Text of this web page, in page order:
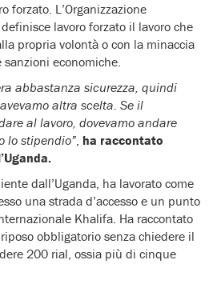
forzato. L’Organizzazione
lavoro forzato il lavoro che
propria volontà o con la minaccia
economiche.
abbastanza sicurezza, quindi
altra scelta. Se il
al lavoro, dovevamo andare
lo stipendio”, ha raccontato
dall’Uganda, ha lavorato come
una strada d’accesso e un punto
Khalifa. Ha raccontato
obbligatorio senza chiedere il
200 rial, ossia più di cinque